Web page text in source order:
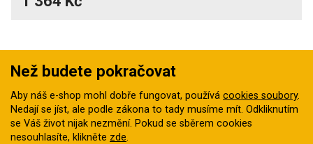
Než budete pokračovat
Aby náš e-shop mohl dobře fungovat, používá cookies soubory.
Nedají se jíst, ale podle zákona to tady musíme mít. Odkliknutím
se Váš život nijak nezmění. Pokud se sběrem cookies
nesouhlasíte, klikněte zde.